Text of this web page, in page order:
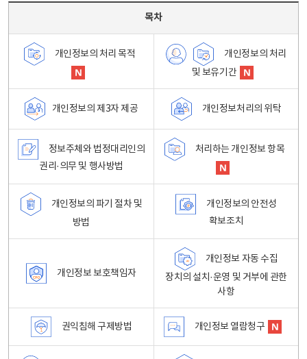
목차
개인정보의 처리 목적
개인정보의 처리
및 보유기간
개인정보의 제3자 제공 개인정보처리의 위탁
정보주체와 법정대리인의
권리·의무 및 행사방법
처리하는 개인정보 항목
개인정보의 파기 절차 및
방법
개인정보의 안전성
확보조치
개인정보 보호책임자
개인정보 자동 수집
장치의 설치·운영 및 거부에 관한
사항
권익침해 구제방법 개인정보 열람청구